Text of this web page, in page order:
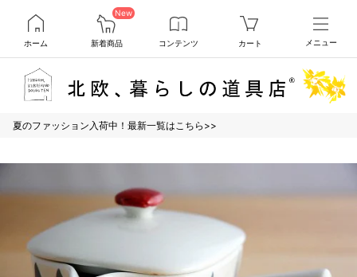
ホーム
New
新着商品 コンテンツ カート メニュー
夏のファッション入荷中！最新一覧はこちら>>